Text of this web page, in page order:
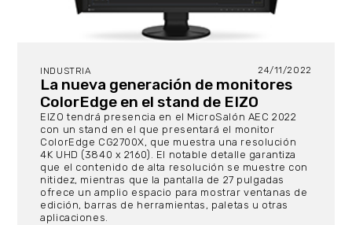
INDUSTRIA 24/11/2022
La nueva generación de monitores
ColorEdge en el stand de EIZO
EIZO tendrá presencia en el MicroSalón AEC 2022
con un stand en el que presentará el monitor
ColorEdge CG2700X, que muestra una resolución
4K UHD (3840 x 2160). El notable detalle garantiza
que el contenido de alta resolución se muestre con
nitidez, mientras que la pantalla de 27 pulgadas
ofrece un amplio espacio para mostrar ventanas de
edición, barras de herramientas, paletas u otras
aplicaciones.